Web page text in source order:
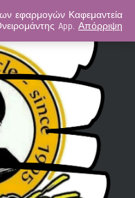
εφαρμογών Καφεμαντεία
App. Απόρριψη